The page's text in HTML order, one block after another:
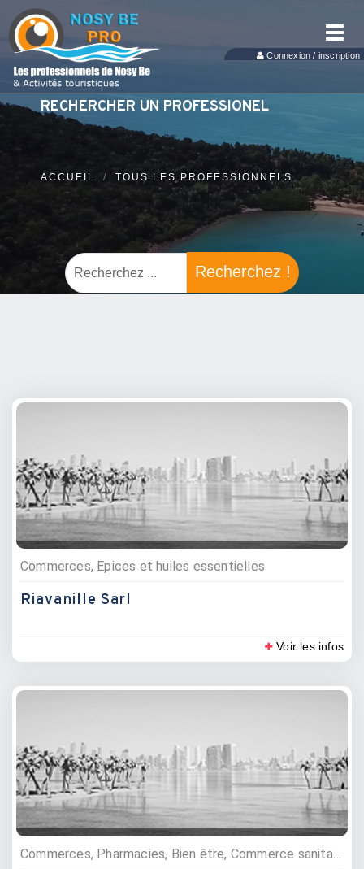
Connexion / inscription
RECHERCHER UN PROFESSIONEL
ACCUEIL TOUS LES PROFESSIONNELS
Recherchez !
Commerces, Epices et huiles essentielles
Riavanille Sarl
Voir les infos